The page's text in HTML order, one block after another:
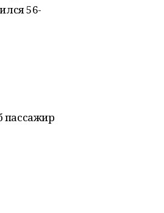
56-
пассажир